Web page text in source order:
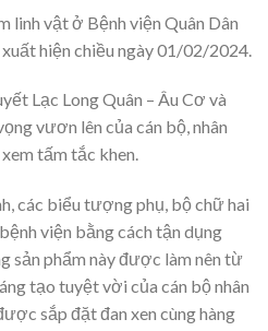
linh vật ở Bệnh viện Quân Dân
hiện chiều ngày 01/02/2024.
Lạc Long Quân – Âu Cơ và
vươn lên của cán bộ, nhân
tấm tắc khen.
các biểu tượng phụ, bộ chữ hai
viện bằng cách tận dụng
sản phẩm này được làm nên từ
tạo tuyệt vời của cán bộ nhân
sắp đặt đan xen cùng hàng